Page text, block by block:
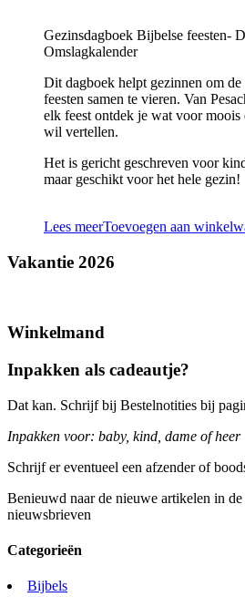
Gezinsdagboek Bijbelse feesten-
Omslagkalender
Dit dagboek helpt gezinnen om
feesten samen te vieren. Van
elk feest ontdek je wat voor moois
wil vertellen.
Het is gericht geschreven voor
maar geschikt voor het hele gezin!
Lees meerToevoegen aan
Vakantie 2026
Winkelmand
Inpakken als cadeautje?
Dat kan. Schrijf bij Bestelnotities bij
Inpakken voor: baby, kind, dame of heer
Schrijf er eventueel een afzender of
Benieuwd naar de nieuwe artikelen in
nieuwsbrieven
Categorieën
Bijbels